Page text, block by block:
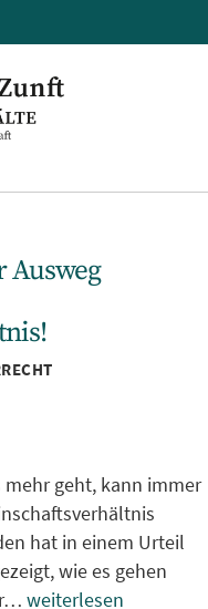
Ausweg
geht, kann immer
hat in einem Urteil
wie es gehen
weiterlesen